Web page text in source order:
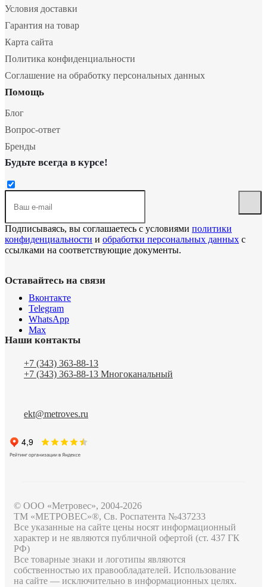
Условия доставки
Гарантия на товар
Карта сайта
Политика конфиденциальности
Соглашение на обработку персональных данных
Помощь
Блог
Вопрос-ответ
Бренды
Будьте всегда в курсе!
Подписываясь, вы соглашаетесь с условиями политики
конфиденциальности и обработки персональных данных с
ссылками на соответствующие документы.
Оставайтесь на связи
Вконтакте
Telegram
WhatsApp
Max
Наши контакты
+7 (343) 363-88-13
+7 (343) 363-88-13 Многоканальный
ekt@metroves.ru
© ООО «Метровес», 2004-2026
ТМ «МЕТРОВЕС»®, Св. Роспатента №4​3​7​2​3​3
Все указанные на сайте цены носят информационный
характер и не являются публичной офертой (ст. 437 ГК
РФ)
Все товарные знаки и логотипы являются
собственностью их правообладателей. Использование
на сайте — исключительно в информационных целях.